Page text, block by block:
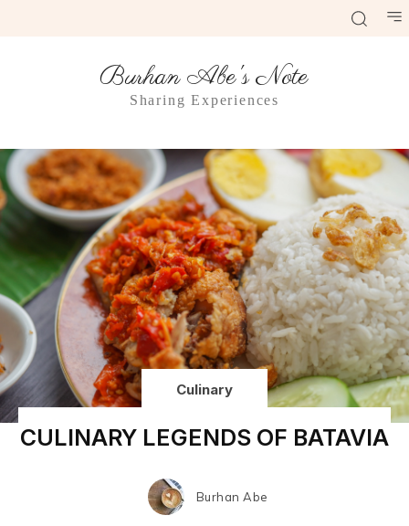
Burhan Abe's Note
Sharing Experiences
Culinary
CULINARY LEGENDS OF BATAVIA
Burhan Abe